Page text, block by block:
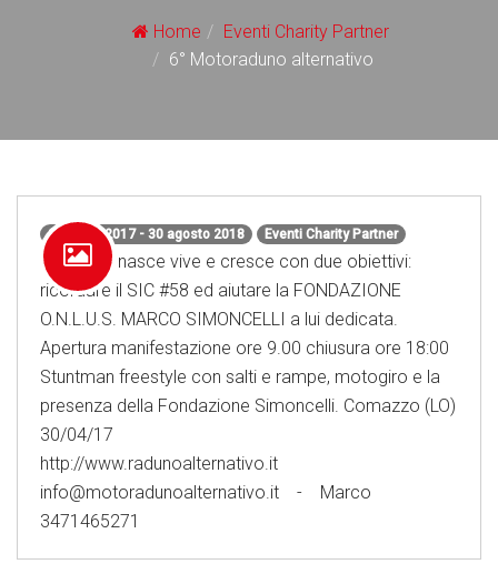
Home
Eventi Charity Partner
6° Motoraduno alternativo
28 aprile 2017 - 30 agosto 2018 Eventi Charity Partner
Il Raduno nasce vive e cresce con due obiettivi:
ricordare il SIC #58 ed aiutare la FONDAZIONE
O.N.L.U.S. MARCO SIMONCELLI a lui dedicata.
Apertura manifestazione ore 9.00 chiusura ore 18:00
Stuntman freestyle con salti e rampe, motogiro e la
presenza della Fondazione Simoncelli. Comazzo (LO)
30/04/17
http://www.radunoalternativo.it
info@motoradunoalternativo.it - Marco
3471465271